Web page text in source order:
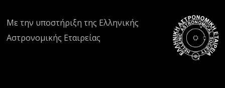
Με την υποστήριξη της Ελληνικής
Αστρονομικής Εταιρείας